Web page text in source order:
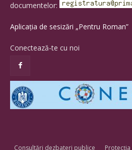
documentelor:
Aplicația de sesizări „Pentru Roman”
Conectează-te cu noi
Consultări dezbateri publice